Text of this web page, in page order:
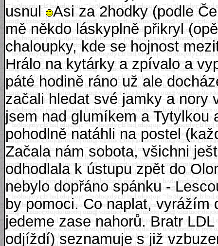
usnul Asi za 2hodky (podle
mě někdo láskyplně přikryl
chaloupky, kde se hojnost
Hrálo na kytárky a zpívalo a
páté hodině ráno už ale
začali hledat své jamky a nory
jsem nad glumíkem a Tytylkou
pohodlně natáhli na postel
Začala nám sobota, všichni
odhodlala k ústupu zpět do
nebylo dopřáno spánku -
by pomoci. Co naplat, vyrážím
jedeme zase nahorů. Bratr
odjíždí) seznamuje s již